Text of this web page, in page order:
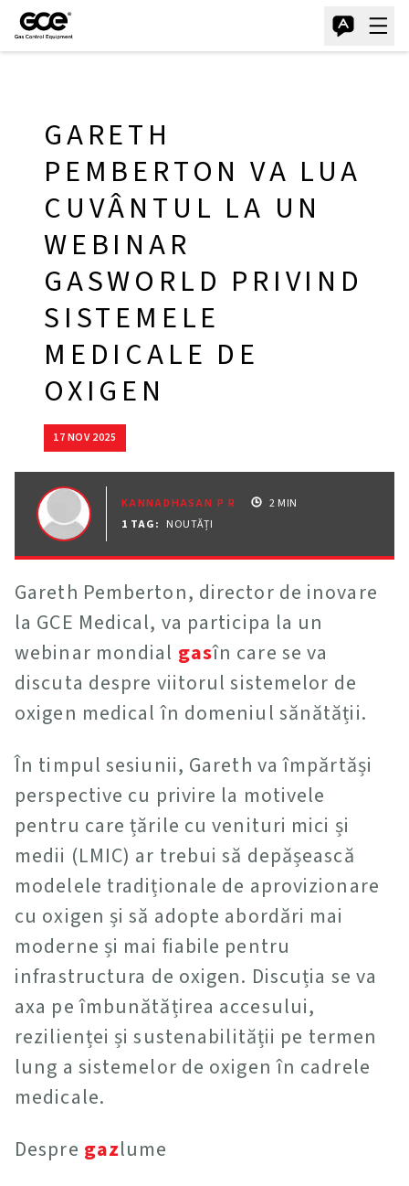
GARETH
PEMBERTON VA LUA
CUVÂNTUL LA UN
WEBINAR
GASWORLD PRIVIND
SISTEMELE
MEDICALE DE
OXIGEN
17 NOV 2025
KANNADHASAN P R
2 MIN
1 TAG: NOUTĂȚI
Gareth Pemberton, director de inovare
la GCE Medical, va participa la un
webinar mondial gasîn care se va
discuta despre viitorul sistemelor de
oxigen medical în domeniul sănătății.
În timpul sesiunii, Gareth va împărtăși
perspective cu privire la motivele
pentru care țările cu venituri mici și
medii (LMIC) ar trebui să depășească
modelele tradiționale de aprovizionare
cu oxigen și să adopte abordări mai
moderne și mai fiabile pentru
infrastructura de oxigen. Discuția se va
axa pe îmbunătățirea accesului,
rezilienței și sustenabilității pe termen
lung a sistemelor de oxigen în cadrele
medicale.
Despre gazlume